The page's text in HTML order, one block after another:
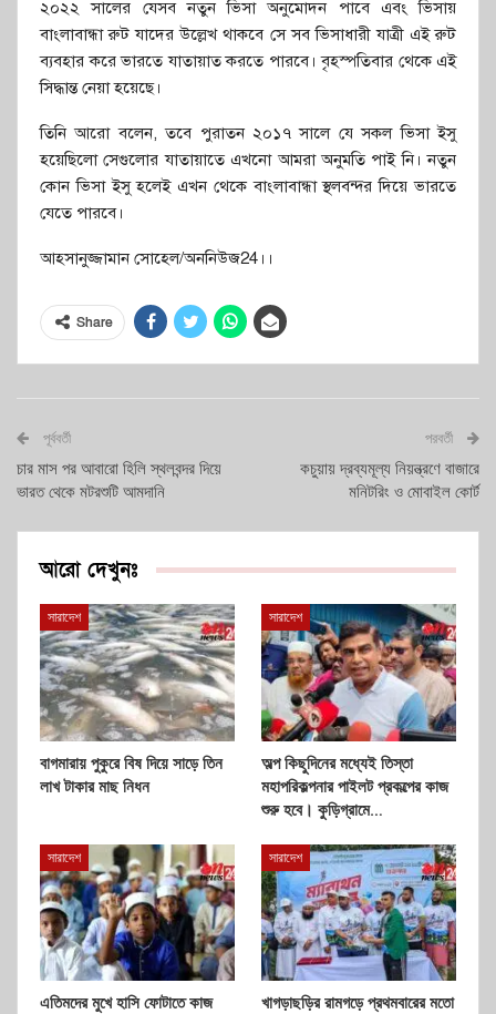
২০২২ সালের যেসব নতুন ভিসা অনুমোদন পাবে এবং ভিসায়
বাংলাবান্ধা রুট যাদের উল্লেখ থাকবে সে সব ভিসাধারী যাত্রী এই রুট
ব্যবহার করে ভারতে যাতায়াত করতে পারবে। বৃহস্পতিবার থেকে এই
সিদ্ধান্ত নেয়া হয়েছে।
তিনি আরো বলেন, তবে পুরাতন ২০১৭ সালে যে সকল ভিসা ইসু
হয়েছিলো সেগুলোর যাতায়াতে এখনো আমরা অনুমতি পাই নি। নতুন
কোন ভিসা ইসু হলেই এখন থেকে বাংলাবান্ধা স্থলবন্দর দিয়ে ভারতে
যেতে পারবে।
আহসানুজ্জামান সোহেল/অননিউজ24।।
Share
পূর্ববর্তী
চার মাস পর আবারো হিলি স্থলবন্দর দিয়ে
ভারত থেকে মটরশুটি আমদানি
পরবর্তী
কচুয়ায় দ্রব্যমূল্য নিয়ন্ত্রণে বাজারে
মনিটরিং ও মোবাইল কোর্ট
আরো দেখুনঃ
সারাদেশ
বাগমারায় পুকুরে বিষ দিয়ে সাড়ে তিন
লাখ টাকার মাছ নিধন
সারাদেশ
অল্প কিছুদিনের মধ্যেই তিস্তা
মহাপরিকল্পনার পাইলট প্রকল্পের কাজ
শুরু হবে। কুড়িগ্রামে…
সারাদেশ
এতিমদের মুখে হাসি ফোটাতে কাজ
সারাদেশ
খাগড়াছড়ির রামগড়ে প্রথমবারের মতো